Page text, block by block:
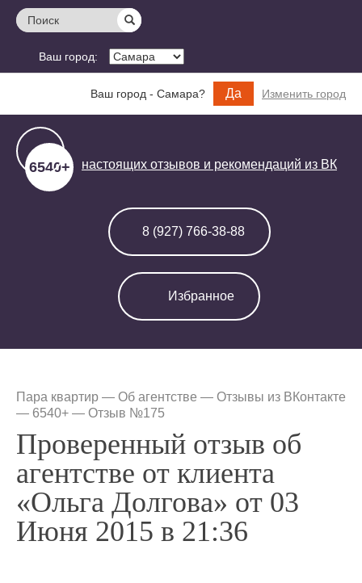
Поиск
Ваш город:
Ваш город - Самара? Да Изменить город
6540+ настоящих отзывов и рекомендаций из ВК
Избранное
8 (927) 766-38-88
Пара квартир — Об агентстве — Отзывы из ВКонтакте
— 6540+ — Отзыв №175
Проверенный отзыв об
агентстве от клиента
«Ольга Долгова» от 03
Июня 2015 в 21:36